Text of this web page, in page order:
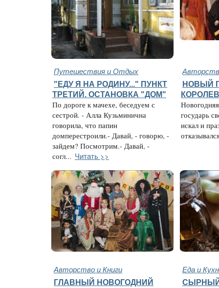
Путешествия и Отдых
"ЕДУ Я НА РОДИНУ..." ПУНКТ
ТРЕТИЙ. ОСТАНОВКА "ДОМ"
По дороге к мачехе, беседуем с
сестрой. - Алла Кузьминична
говорила, что папин
домперестроили.- Давай, - говорю, -
зайдем? Посмотрим.- Давай, -
согл... Читать >>
НОВЫЙ
государь
искал и
Авторство и Книги Еда и
ГЛАВНЫЙ НОВОГОДНИЙ